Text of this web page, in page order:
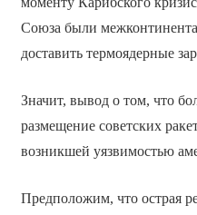
Союза были
доставить термоядерные
Значит, вывод о том, что
размещение советских
возникшей уязвимостью
Предположим, что острая